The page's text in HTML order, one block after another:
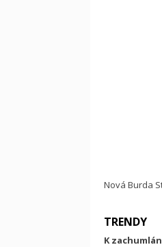
Nová Burda
TRENDY
K